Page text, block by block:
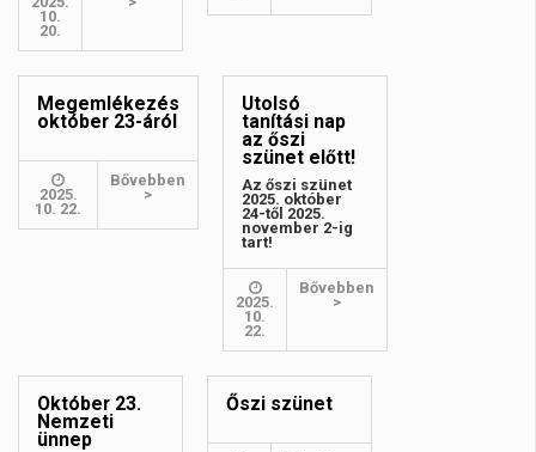
10.
20.
Megemlékezés
október 23-áról
2025.
10. 22.
Bővebben
>
Utolsó
tanítási nap
az őszi
szünet előtt!
Az őszi szünet
2025. október
24-től 2025.
november 2-ig
tart!
2025.
10.
22.
Bővebben
>
Október 23.
Nemzeti
ünnep
Őszi szünet